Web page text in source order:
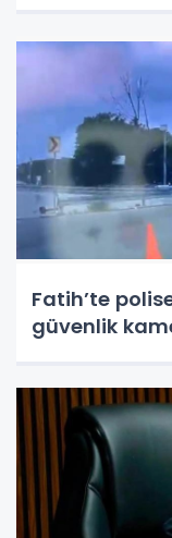
Fatih’te
güvenlik